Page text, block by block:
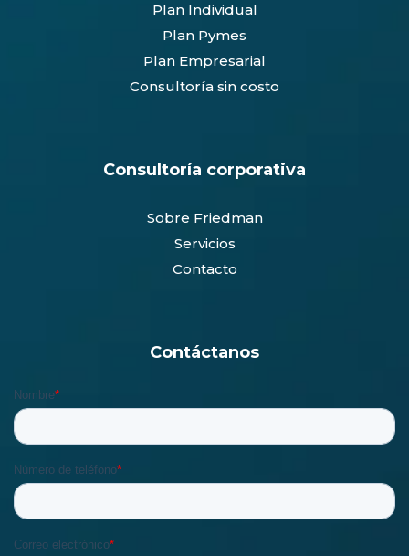
Plan Individual
Plan Pymes
Plan Empresarial
Consultoría sin costo
Consultoría corporativa
Sobre Friedman
Servicios
Contacto
Contáctanos